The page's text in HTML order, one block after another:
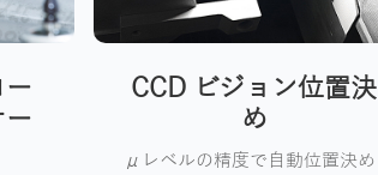
ー
CCD ビジョン位置決
め
μレベルの精度で自動位置決め